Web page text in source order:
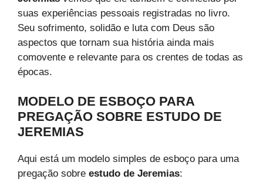
suas experiências pessoais registradas no livro.
Seu sofrimento, solidão e luta com Deus são
aspectos que tornam sua história ainda mais
comovente e relevante para os crentes de todas as
épocas.
MODELO DE ESBOÇO PARA
PREGAÇÃO SOBRE ESTUDO DE
JEREMIAS
Aqui está um modelo simples de esboço para uma
pregação sobre estudo de Jeremias: